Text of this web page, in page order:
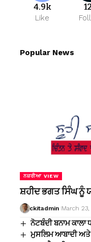
4.9k
Like
Popular News
ਨਜ਼ਰੀਆ VIEW
ਸ਼ਹੀਦ ਭਗਤ ਸਿੰਘ ਨੂੰ
ckitadmin March 23,
ਨੋਟਬੰਦੀ ਬਨਾਮ
ਮੁਸਲਿਮ ਆਬਾਦੀ